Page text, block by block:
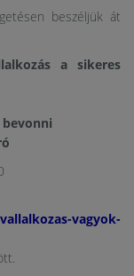
beszéljük át
a sikeres
vagyok-